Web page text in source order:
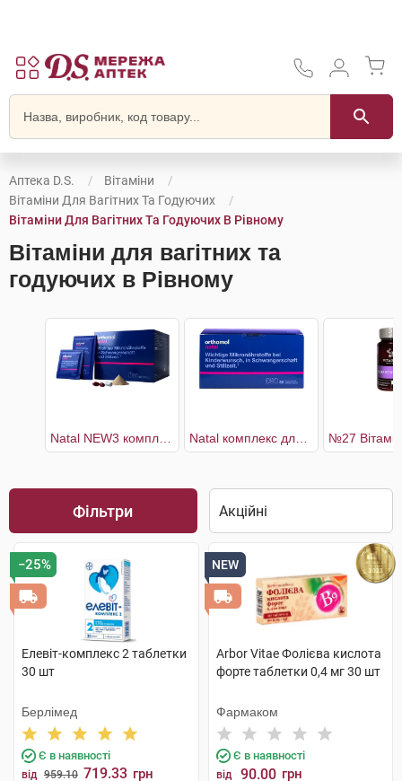
Аптека D.S.
Вітаміни
Вітаміни Для Вагітних Та Годуючих
Вітаміни Для Вагітних Та Годуючих В Рівному
Вітаміни для вагітних та
годуючих в Рівному
Фільтри
−25%
Елевіт-комплекс 2 таблетки
30 шт
Берлімед
Є в наявності
від 959.10 719.33 грн
NEW
Arbor Vitae Фолієва кислота
форте таблетки 0,4 мг 30 шт
Фармаком
Є в наявності
від 90.00 грн